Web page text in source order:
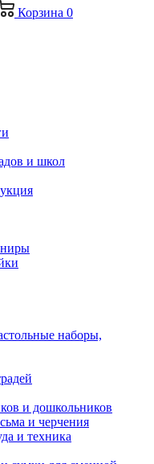
Корзина 0
и школ
наборы,
и дошкольников
и черчения
и техника